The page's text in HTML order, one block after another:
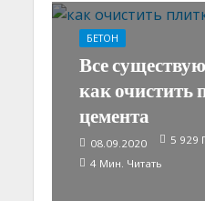
БЕТОН
Все
как очистить
цемента
08.09.2020
5 929
4 Мин. Читать